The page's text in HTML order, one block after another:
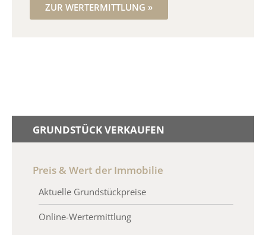
ZUR WERTERMITTLUNG »
GRUNDSTÜCK VERKAUFEN
Preis & Wert der Immobilie
Aktuelle Grundstückpreise
Online-Wertermittlung